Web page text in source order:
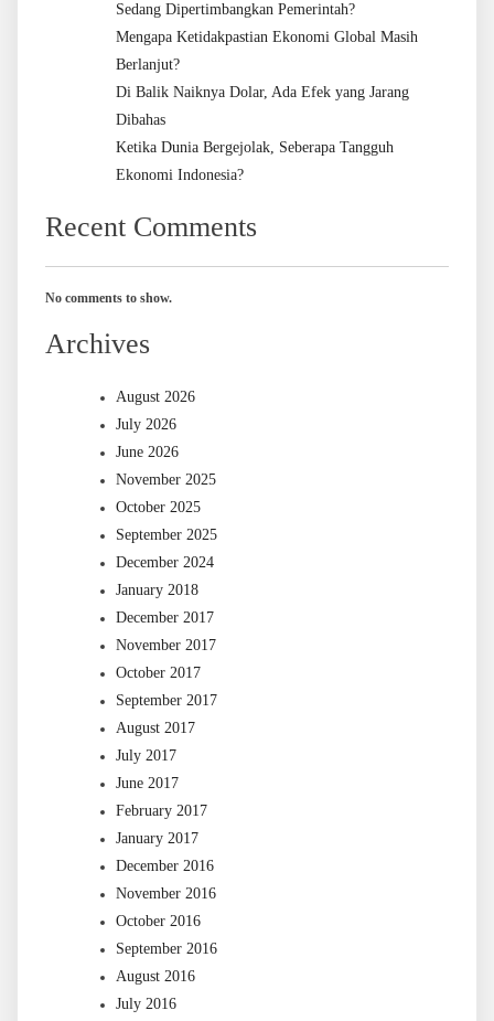
Sedang Dipertimbangkan Pemerintah?
Mengapa Ketidakpastian Ekonomi Global Masih
Berlanjut?
Di Balik Naiknya Dolar, Ada Efek yang Jarang
Dibahas
Ketika Dunia Bergejolak, Seberapa Tangguh
Ekonomi Indonesia?
Recent Comments
No comments to show.
Archives
August 2026
July 2026
June 2026
November 2025
October 2025
September 2025
December 2024
January 2018
December 2017
November 2017
October 2017
September 2017
August 2017
July 2017
June 2017
February 2017
January 2017
December 2016
November 2016
October 2016
September 2016
August 2016
July 2016